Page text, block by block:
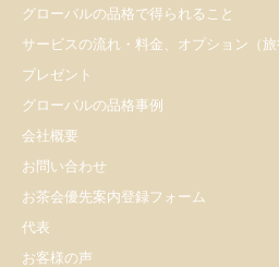
グローバルの品格で得られること
サービスの流れ・料金、オプション（旅
プレゼント
​グローバルの品格事例
会社概要
お問い合わせ
お茶会優先案内登録フォーム
代表
お客様の声